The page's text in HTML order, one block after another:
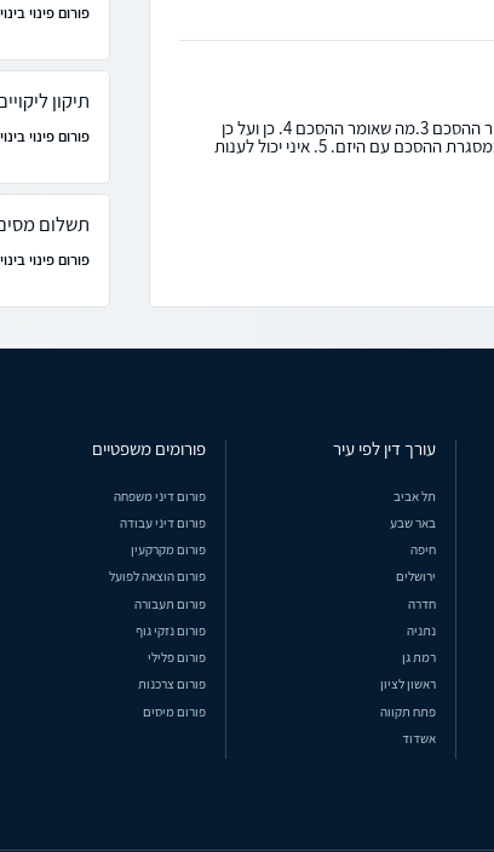
1. מה שאומר ההסכם 2. מה שאומר ההסכם 3.מה שאומר ההסכם 4. כן ועל כן
אתם צריכים לקחת זאת בחשבון במסגרת ההסכם עם היזם. 5. איני יכול לענות
פורום פינוי בינוי
תיקון
פורום פינוי בינוי
תשלום מסים
פורום פינוי בינוי
עורך דין לפי עיר
תל אביב
באר שבע
חיפה
ירושלים
חדרה
נתניה
רמת גן
ראשון לציון
פתח תקווה
אשדוד
פורומים משפטיים
פורום דיני משפחה
פורום דיני עבודה
פורום מקרקעין
פורום הוצאה לפועל
פורום תעבורה
פורום נזקי גוף
פורום פלילי
פורום צרכנות
פורום מיסים